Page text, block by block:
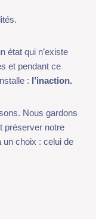
qui n’existe
Nous gardons
choix : celui de ne